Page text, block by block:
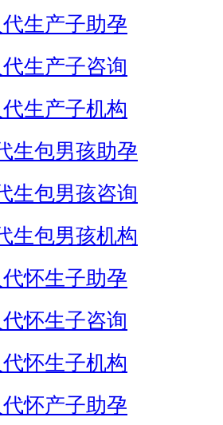
生产子助孕
生产子咨询
生产子机构
生包男孩助孕
生包男孩咨询
生包男孩机构
怀生子助孕
怀生子咨询
怀生子机构
怀产子助孕